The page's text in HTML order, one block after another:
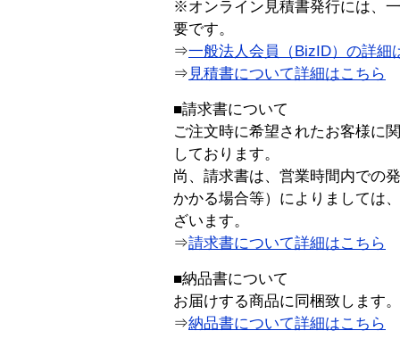
※オンライン見積書発行には、
要です。
⇒一般法人会員（BizID）の詳細
⇒ 見積書について詳細はこちら
■請求書について
ご注文時に希望されたお客様に
しております。
尚、請求書は、営業時間内での
かかる場合等）によりましては
ざいます。
⇒請求書について詳細はこちら
■納品書について
お届けする商品に同梱致します。
⇒納品書について詳細はこちら